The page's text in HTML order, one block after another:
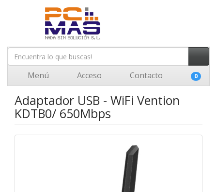
Menú Acceso Contacto 0
Adaptador USB - WiFi Vention
KDTB0/ 650Mbps